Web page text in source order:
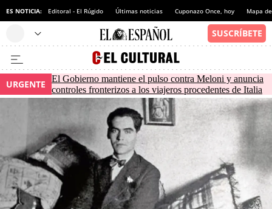
ES NOTICIA: Editoral - El Rúgido Últimas noticias Cuponazo Once, hoy Mapa
URGENTE
El Gobierno mantiene el pulso contra Meloni y anuncia
controles fronterizos a los viajeros procedentes de Italia